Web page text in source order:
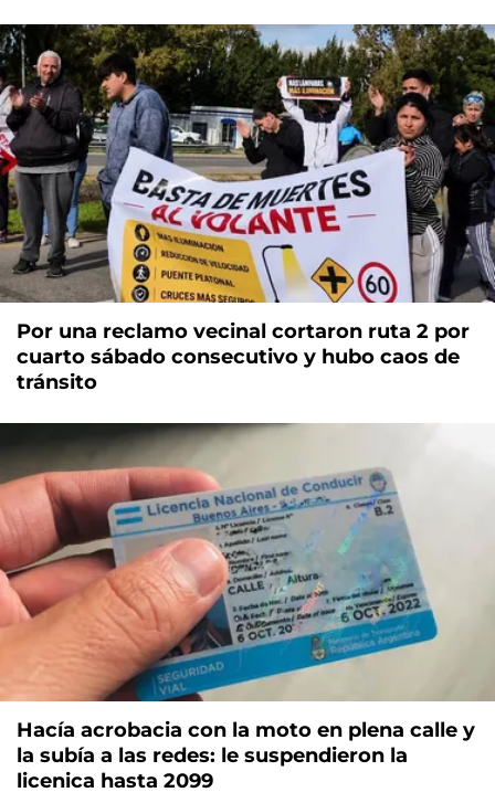
Por una reclamo vecinal cortaron ruta 2 por
cuarto sábado consecutivo y hubo caos de
tránsito
Hacía acrobacia con la moto en plena calle y
la subía a las redes: le suspendieron la
licenica hasta 2099